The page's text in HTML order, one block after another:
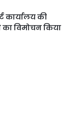
कार्यालय की
का विमोचन किया